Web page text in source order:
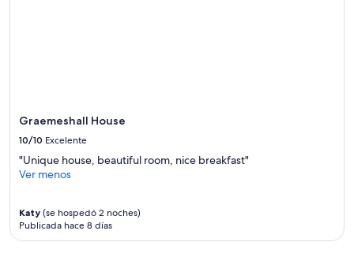
Graemeshall House
10/10 Excelente
"Unique house, beautiful room, nice breakfast"
Ver menos
Katy (se hospedó 2 noches)
Publicada hace 8 días